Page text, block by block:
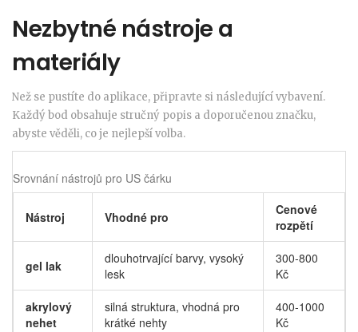
Nezbytné nástroje a
materiály
Než se pustíte do aplikace, připravte si následující vybavení.
Každý bod obsahuje stručný popis a doporučenou značku,
abyste věděli, co je nejlepší volba.
Srovnání nástrojů pro US čárku
Nástroj Vhodné pro
Cenové
rozpětí
gel lak
dlouhotrvající barvy, vysoký
lesk
300‑800
Kč
akrylový
nehet
silná struktura, vhodná pro
krátké nehty
400‑1000
Kč